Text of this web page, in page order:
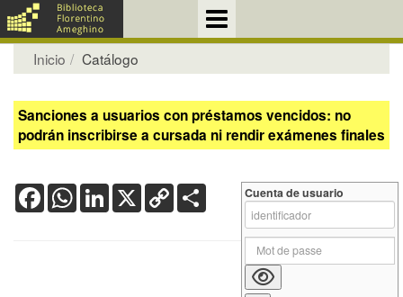
Inicio Catálogo
Sanciones a usuarios con préstamos vencidos: no
podrán inscribirse a cursada ni rendir exámenes finales
FacebookWhatsApp
LinkedIn
X Copy
Link
Cuenta de usuario